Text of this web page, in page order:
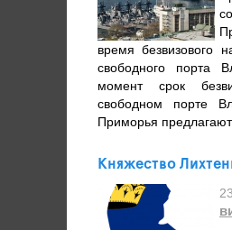
время безвизового
свободного порта
момент срок
свободном порте
Приморья
Княжество